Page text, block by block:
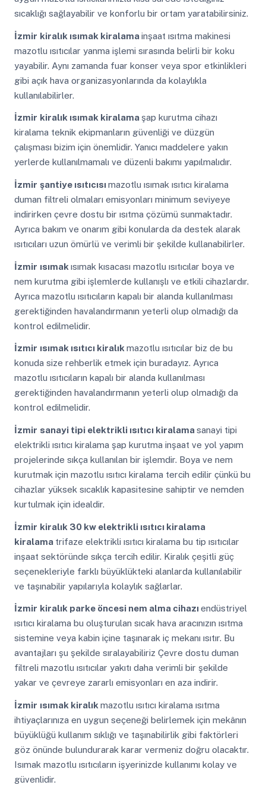
sıcaklığı sağlayabilir ve konforlu bir ortam yaratabilirsiniz.
İzmir kiralık ısımak kiralamainşaat ısıtma makinesi
mazotlu ısıtıcılar yanma işlemi sırasında belirli bir koku
yayabilir. Aynı zamanda fuar konser veya spor etkinlikleri
gibi açık hava organizasyonlarında da kolaylıkla
kullanılabilirler.
İzmir kiralık ısımak kiralama şap kurutma cihazı
kiralama teknik ekipmanların güvenliği ve düzgün
çalışması bizim için önemlidir. Yanıcı maddelere yakın
yerlerde kullanılmamalı ve düzenli bakımı yapılmalıdır.
İzmir şantiye ısıtıcısımazotlu ısımak ısıtıcı kiralama
duman filtreli olmaları emisyonları minimum seviyeye
indirirken çevre dostu bir ısıtma çözümü sunmaktadır.
Ayrıca bakım ve onarım gibi konularda da destek alarak
ısıtıcıları uzun ömürlü ve verimli bir şekilde kullanabilirler.
İzmir ısımak ısımak kısacası mazotlu ısıtıcılar boya ve
nem kurutma gibi işlemlerde kullanışlı ve etkili cihazlardır.
Ayrıca mazotlu ısıtıcıların kapalı bir alanda kullanılması
gerektiğinden havalandırmanın yeterli olup olmadığı da
kontrol edilmelidir.
İzmir ısımak ısıtıcı kiralık mazotlu ısıtıcılar biz de bu
konuda size rehberlik etmek için buradayız. Ayrıca
mazotlu ısıtıcıların kapalı bir alanda kullanılması
gerektiğinden havalandırmanın yeterli olup olmadığı da
kontrol edilmelidir.
İzmir sanayi tipi elektrikli ısıtıcı kiralamasanayi tipi
elektrikli ısıtıcı kiralama şap kurutma inşaat ve yol yapım
projelerinde sıkça kullanılan bir işlemdir. Boya ve nem
kurutmak için mazotlu ısıtıcı kiralama tercih edilir çünkü bu
cihazlar yüksek sıcaklık kapasitesine sahiptir ve nemden
kurtulmak için idealdir.
İzmir kiralık 30 kw elektrikli ısıtıcı kiralama
kiralama trifaze elektrikli ısıtıcı kiralama bu tip ısıtıcılar
inşaat sektöründe sıkça tercih edilir. Kiralık çeşitli güç
seçenekleriyle farklı büyüklükteki alanlarda kullanılabilir
ve taşınabilir yapılarıyla kolaylık sağlarlar.
İzmir kiralık parke öncesi nem alma cihazıendüstriyel
ısıtıcı kiralama bu oluşturulan sıcak hava aracınızın ısıtma
sistemine veya kabin içine taşınarak iç mekanı ısıtır. Bu
avantajları şu şekilde sıralayabiliriz Çevre dostu duman
filtreli mazotlu ısıtıcılar yakıtı daha verimli bir şekilde
yakar ve çevreye zararlı emisyonları en aza indirir.
İzmir ısımak kiralık mazotlu ısıtıcı kiralama ısıtma
ihtiyaçlarınıza en uygun seçeneği belirlemek için mekânın
büyüklüğü kullanım sıklığı ve taşınabilirlik gibi faktörleri
göz önünde bulundurarak karar vermeniz doğru olacaktır.
Isımak mazotlu ısıtıcıların işyerinizde kullanımı kolay ve
güvenlidir.